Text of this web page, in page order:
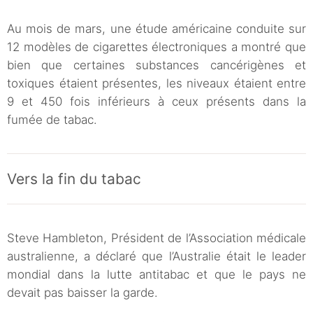
Au mois de mars, une étude américaine conduite sur
12 modèles de cigarettes électroniques a montré que
bien que certaines substances cancérigènes et
toxiques étaient présentes, les niveaux étaient entre
9 et 450 fois inférieurs à ceux présents dans la
fumée de tabac.
Vers la fin du tabac
Steve Hambleton, Président de l’Association médicale
australienne, a déclaré que l’Australie était le leader
mondial dans la lutte antitabac et que le pays ne
devait pas baisser la garde.